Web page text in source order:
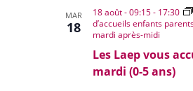
MAR
18
Les Laep vous
mardi (0-5 ans)
18 août - 09:15- 17:30
d’accueils enfants
mardi après-midi